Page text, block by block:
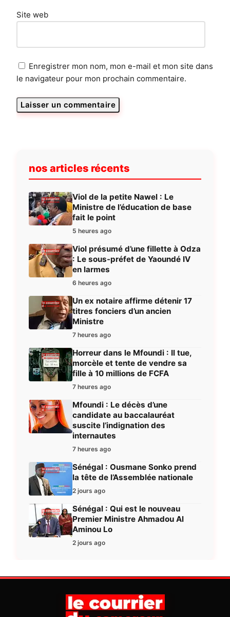
Site web
Enregistrer mon nom, mon e-mail et mon site dans
le navigateur pour mon prochain commentaire.
nos articles récents
Viol de la petite Nawel : Le
Ministre de l’éducation de base
fait le point
5 heures ago
Viol présumé d’une fillette à Odza
: Le sous-préfet de Yaoundé IV
en larmes
6 heures ago
Un ex notaire affirme détenir 17
titres fonciers d’un ancien
Ministre
7 heures ago
Horreur dans le Mfoundi : Il tue,
morcèle et tente de vendre sa
fille à 10 millions de FCFA
7 heures ago
Mfoundi : Le décès d’une
candidate au baccalauréat
suscite l’indignation des
internautes
7 heures ago
Sénégal : Ousmane Sonko prend
la tête de l’Assemblée nationale
2 jours ago
Sénégal : Qui est le nouveau
Premier Ministre Ahmadou Al
Aminou Lo
2 jours ago